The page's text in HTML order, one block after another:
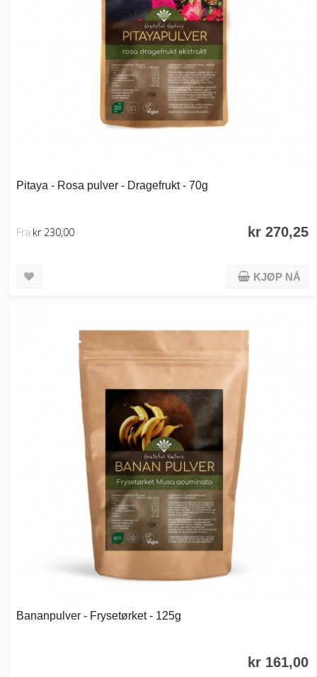
Pitaya - Rosa pulver - Dragefrukt - 70g
kr 270,25
Fra kr 230,00
KJØP NÅ
Bananpulver - Frysetørket - 125g
kr 161,00